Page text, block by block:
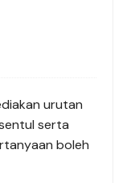
urutan
serta
boleh